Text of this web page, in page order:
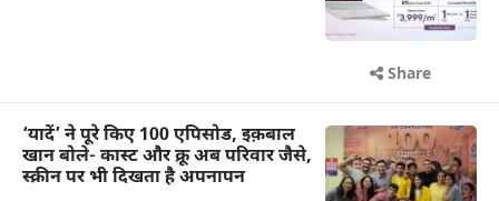
Share
‘यादें’ ने पूरे किए 100 एपिसोड, इक़बाल
खान बोले- कास्ट और क्रू अब परिवार जैसे,
स्क्रीन पर भी दिखता है अपनापन